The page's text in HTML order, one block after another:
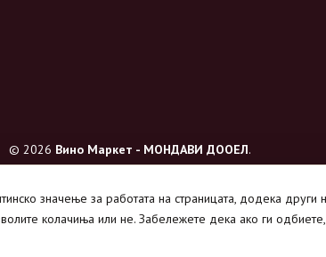
© 2026 Вино Маркет - МОНДАВИ ДООЕЛ.
Сите права се задржани.
значење за работата на страницата, додека други
колачиња или не. Забележете дека ако ги